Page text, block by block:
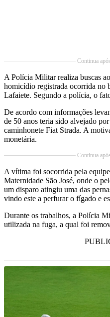
Continua
A Polícia Militar realiza buscas
homicídio registrada ocorrida no
Lafaiete. Segundo a polícia, o
De acordo com informações
de 50 anos teria sido alvejado
caminhonete Fiat Strada. A
monetária.
Continua
A vítima foi socorrida pela
Maternidade São José, onde o
um disparo atingiu uma das
vindo este a perfurar o fígado e
Durante os trabalhos, a Polícia
utilizada na fuga, a qual foi